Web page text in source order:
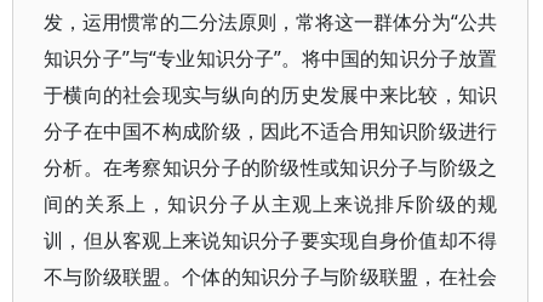
发，运用惯常的二分法原则，常将这一群体分为“公共
知识分子”与“专业知识分子”。将中国的知识分子放置
于横向的社会现实与纵向的历史发展中来比较，知识
分子在中国不构成阶级，因此不适合用知识阶级进行
分析。在考察知识分子的阶级性或知识分子与阶级之
间的关系上，知识分子从主观上来说排斥阶级的规
训，但从客观上来说知识分子要实现自身价值却不得
不与阶级联盟。个体的知识分子与阶级联盟，在社会